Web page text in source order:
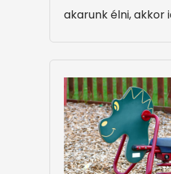
akarunk élni, akkor